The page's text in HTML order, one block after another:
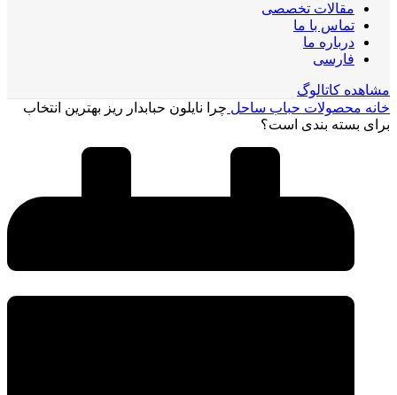
مقالات تخصصی
تماس با ما
درباره ما
فارسی
مشاهده کاتالوگ
خانه محصولات حباب ساحل چرا نایلون حبابدار ریز بهترین انتخاب
برای بسته بندی است؟